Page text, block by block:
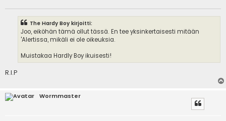
The Hardy Boy kirjoitti:
Joo, eiköhän tämä ollut tässä. En tee yksinkertaisesti mitään
'Alertissa, mikäli ei ole oikeuksia.
Muistakaa Hardly Boy ikuisesti!
R.I.P
Wormmaster